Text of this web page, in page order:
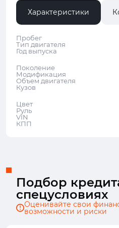
Характеристики
Пробег
Тип двигателя
Год выпуска
Поколение
Модификация
Объем двигателя
Кузов
Цвет
Руль
VIN
КПП
Подбор
спецусловиях
Оценивайте свои
возможности и риски